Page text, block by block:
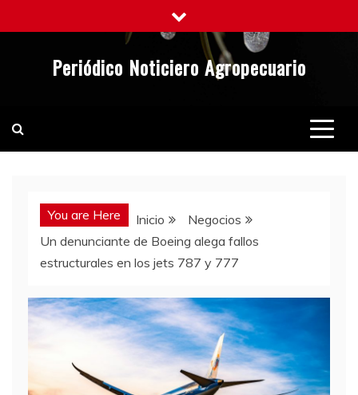
al
Periódico Noticiero Agropecuario
You are Here Inicio
Negocios
Un denunciante de Boeing alega fallos
estructurales en los jets 787 y 777